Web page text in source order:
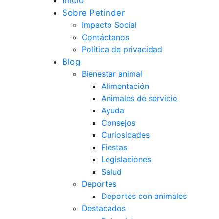
Sobre Petinder
Impacto Social
Contáctanos
Política de privacidad
Blog
Bienestar animal
Alimentación
Animales de servicio
Ayuda
Consejos
Curiosidades
Fiestas
Legislaciones
Salud
Deportes
Deportes con animales
Destacados